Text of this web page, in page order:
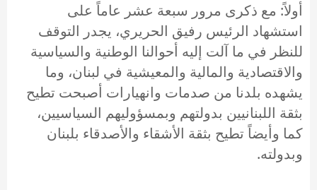
أولاً: مع ذكرى مرور سبعة عشر عاماً على
استشهاد الرئيس رفيق الحريري، يجدر التوقف
للنظر في ما آلت إليه أحوالنا الوطنية والسياسية
والاقتصادية والمالية والمعيشية في لبنان، وما
يشهده بلدنا من صدمات وانهيارات أصبحت تطيح
بثقة اللبنانيين بدولتهم وبمسؤوليهم السياسيين،
كما وأيضاً تطيح بثقة الأشقاء والأصدقاء بلبنان
وبدولته.